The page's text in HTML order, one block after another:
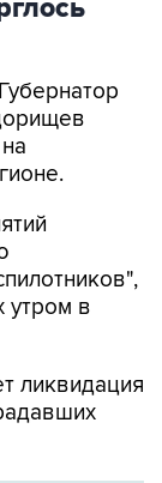
утром в
ликвидация